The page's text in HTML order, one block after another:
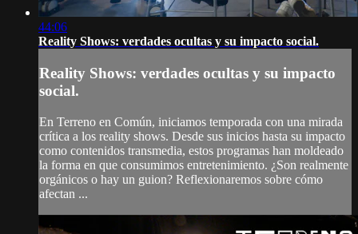
44:06
Reality Shows: verdades ocultas y su impacto social.
Reality Shows: verdades ocultas y su impacto
social.
En Terreno en Común, iniciamos temporada con una mirada
crítica a los reality shows. Desde sus inicios hasta su impacto
como contenidos transmedia, estos programas han moldeado
la forma en que consumimos entretenimiento. ¿Son realmente
orgánicos o hay un guion? Reflexionaremos sobre cómo
afectan ...